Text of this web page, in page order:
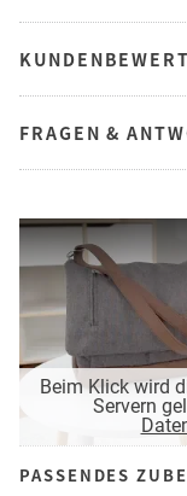
FRAGEN &
Beim Klick wird
Servern
PASSENDES